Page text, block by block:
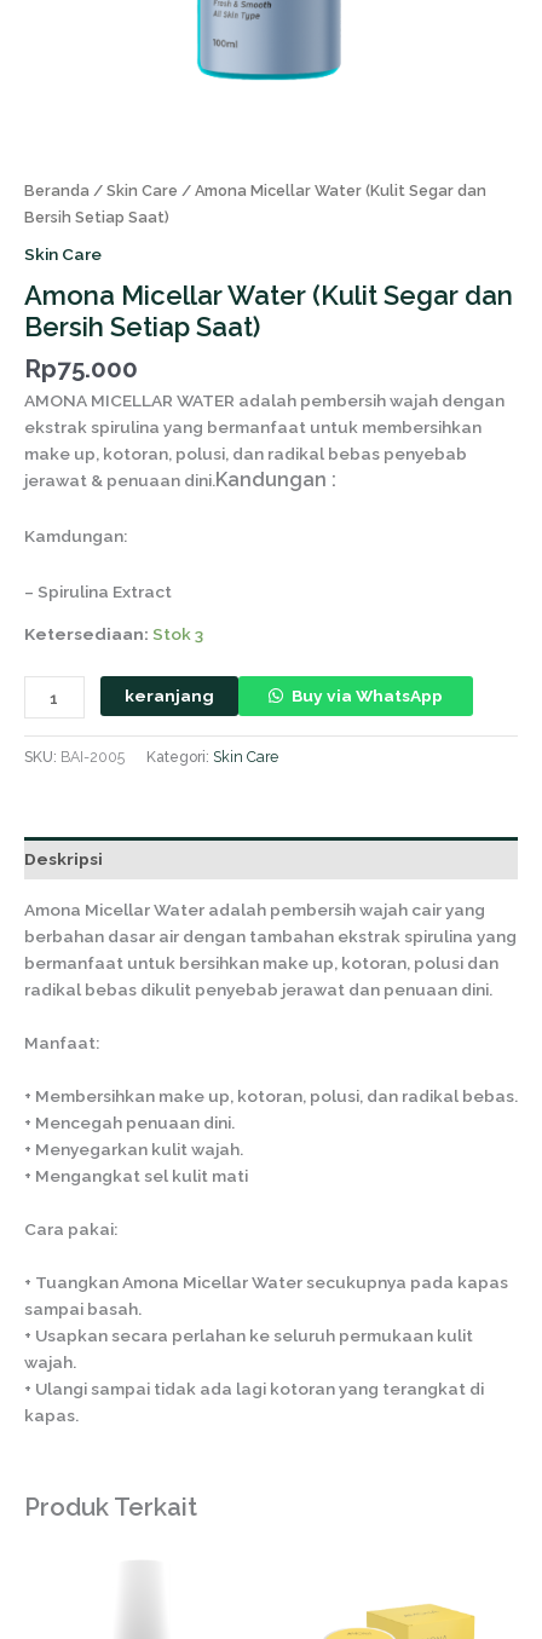
Beranda / Skin Care / Amona Micellar Water (Kulit Segar dan
Bersih Setiap Saat)
Skin Care
Amona Micellar Water (Kulit Segar dan
Bersih Setiap Saat)
Rp75.000
AMONA MICELLAR WATER adalah pembersih wajah dengan
ekstrak spirulina yang bermanfaat untuk membersihkan
make up, kotoran, polusi, dan radikal bebas penyebab
jerawat & penuaan dini.Kandungan :
Kamdungan:
– Spirulina Extract
Ketersediaan: Stok 3
keranjang Buy via WhatsApp
SKU: BAI-2005 Kategori: Skin Care
Deskripsi
Amona Micellar Water adalah pembersih wajah cair yang
berbahan dasar air dengan tambahan ekstrak spirulina yang
bermanfaat untuk bersihkan make up, kotoran, polusi dan
radikal bebas dikulit penyebab jerawat dan penuaan dini.
Manfaat:
+ Membersihkan make up, kotoran, polusi, dan radikal bebas.
+ Mencegah penuaan dini.
+ Menyegarkan kulit wajah.
+ Mengangkat sel kulit mati
Cara pakai:
+ Tuangkan Amona Micellar Water secukupnya pada kapas
sampai basah.
+ Usapkan secara perlahan ke seluruh permukaan kulit
wajah.
+ Ulangi sampai tidak ada lagi kotoran yang terangkat di
kapas.
Produk Terkait